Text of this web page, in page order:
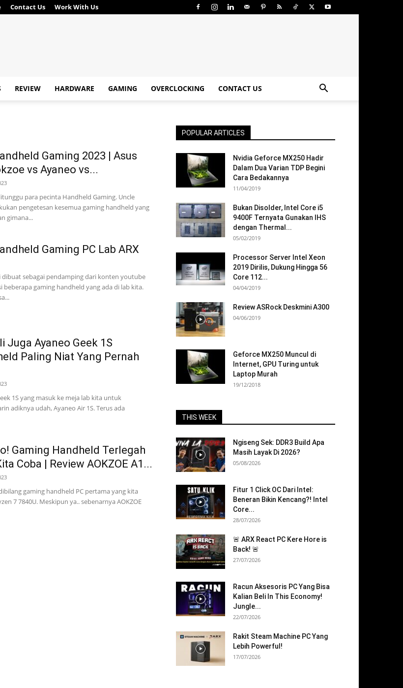
Contact Us Work With Us
REVIEW HARDWARE GAMING OVERCLOCKING CONTACT US
Gaming 2023 | Asus
vs Ayaneo vs...
para pecinta Handheld Gaming. Uncle
pengetesan kesemua gaming handheld yang
gimana...
Gaming PC Lab ARX
sebagai pendamping dari konten youtube
beberapa gaming handheld yang ada di lab kita.
Juga Ayaneo Geek 1S
Paling Niat Yang Pernah
1S yang masuk ke meja lab kita untuk
adiknya udah, Ayaneo Air 1S. Terus ada
Gaming Handheld Terlegah
Coba | Review AOKZOE A1...
gaming handheld PC pertama yang kita
7 7840U. Meskipun ya.. sebenarnya AOKZOE
POPULAR ARTICLES
Nvidia Geforce MX250 Hadir
Dalam Dua Varian TDP Begini
Cara Bedakannya
11/04/2019
Bukan Disolder, Intel Core i5
9400F Ternyata Gunakan IHS
dengan Thermal...
05/02/2019
Processor Server Intel Xeon
2019 Dirilis, Dukung Hingga 56
Core 112...
04/04/2019
Review ASRock Deskmini A300
04/06/2019
Geforce MX250 Muncul di
Internet, GPU Turing untuk
Laptop Murah
19/12/2018
THIS WEEK
Ngiseng Sek: DDR3 Build Apa
Masih Layak Di 2026?
05/08/2026
Fitur 1 Click OC Dari Intel:
Beneran Bikin Kencang?! Intel
Core...
28/07/2026
🚨 ARX React PC Kere Hore is
Back! 🚨
27/07/2026
Racun Aksesoris PC Yang Bisa
Kalian Beli In This Economy!
Jungle...
22/07/2026
Rakit Steam Machine PC Yang
Lebih Powerful!
17/07/2026